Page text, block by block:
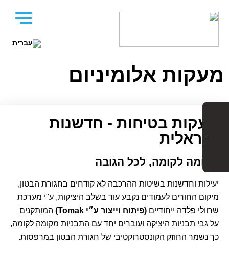
מעקות אלומיניום
מעקות בטיחות - חדשנות
ישראלית
מקומה לקומה, לכל הגובה
יעילות וחדשנות בשיטות ההרכבה לא קודחים בחגורת הבטון,
מיקום החורים לעמודים נקבע עוד בשלב היציקות, ע"י מערכת
שרוולי פלדה ייחודיים (פיתוח וייצור ע״י Tomak)
המותקנים
על גבי תבניות היציקה ועוברים יחד עם התבניות מקומה לקומה,
כך נשמר החוזק הקונסטרוקטיבי של חגורת הבטון במרפסות.